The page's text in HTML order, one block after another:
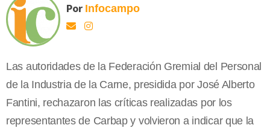
Por Infocampo
Las autoridades de la Federación Gremial del Personal
de la Industria de la Carne, presidida por José Alberto
Fantini, rechazaron las críticas realizadas por los
representantes de Carbap y volvieron a indicar que la